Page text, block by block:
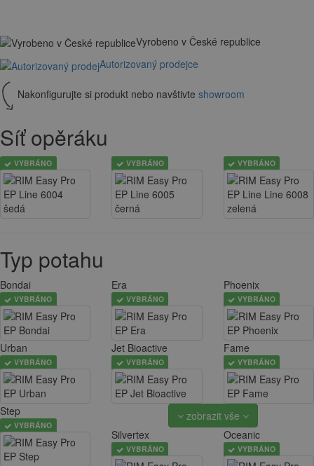
Vyrobeno v České republice
Autorizovaný prodejce
Nakonfigurujte si produkt nebo navštivte showroom
Síť opěráku
VYBRÁNO VYBRÁNO VYBRÁNO
Typ potahu
Bondai
VYBRÁNO
Era
VYBRÁNO
Phoenix
VYBRÁNO
Urban
VYBRÁNO
Jet Bioactive
VYBRÁNO
Fame
VYBRÁNO
Step
VYBRÁNO
zobrazit vše
Silvertex
VYBRÁNO
Oceanic
VYBRÁNO